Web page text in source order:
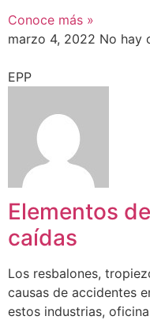
Conoce más »
marzo 4, 2022 No hay
EPP
Elementos
caídas
Los resbalones,
causas de accidentes
estos industrias,